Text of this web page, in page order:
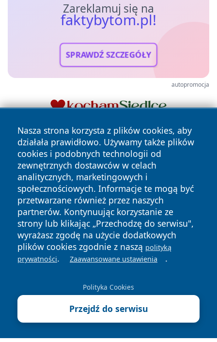
Zareklamuj się na
faktybytom.pl!
SPRAWDŹ SZCZEGÓŁY
autopromocja
Nasza strona korzysta z plików cookies, aby
działała prawidłowo. Używamy także plików
cookies i podobnych technologii od
zewnętrznych dostawców w celach
analitycznych, marketingowych i
społecznościowych. Informacje te mogą być
przetwarzane również przez naszych
partnerów. Kontynuując korzystanie ze
strony lub klikając „Przechodzę do serwisu",
wyrażasz zgodę na użycie dodatkowych
plików cookies zgodnie z naszą polityką
prywatności. Zaawansowane ustawienia .
Polityka Cookies
Przejdź do serwisu
Copyright © 2026 faktybytom.pl Wszystkie prawa zastrzeżone.
News Autorzy
Polityka
Prywatności
Polityka
Cookies